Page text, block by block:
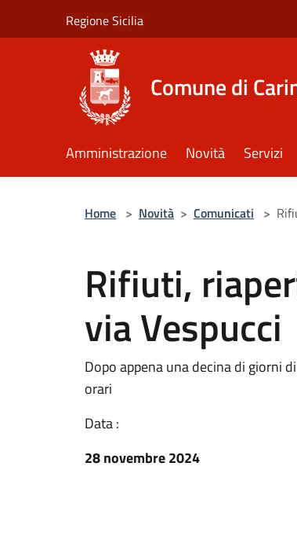
Regione Sicilia
Comune di
Amministrazione Novità Servizi
Home > Novità > Comunicati >
Rifiuti,
via Vespucci
Dopo appena una decina di giorni
orari
Data :
28 novembre 2024